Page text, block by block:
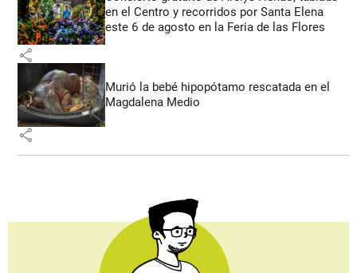
en el Centro y recorridos por Santa Elena
este 6 de agosto en la Feria de las Flores
share
Murió la bebé hipopótamo rescatada en el
Magdalena Medio
share